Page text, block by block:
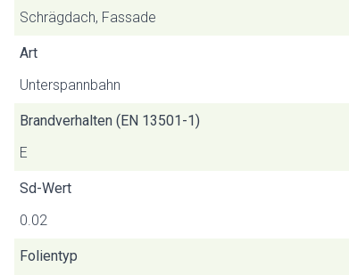
Schrägdach, Fassade
Art
Unterspannbahn
Brandverhalten (EN 13501-1)
E
Sd-Wert
0.02
Folientyp